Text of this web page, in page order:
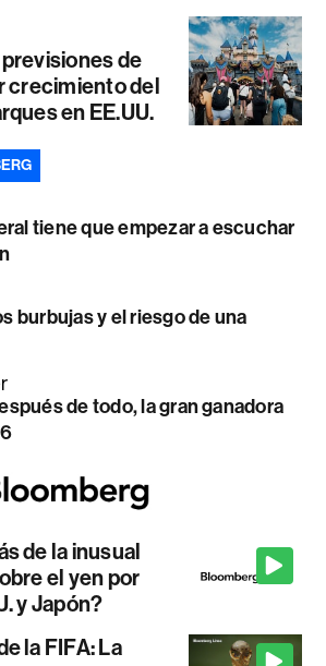
de
crecimiento del
en EE.UU.
tiene que empezar a escuchar
burbujas y el riesgo de una
de todo, la gran ganadora
de la inusual
el yen por
y Japón?
la FIFA: La